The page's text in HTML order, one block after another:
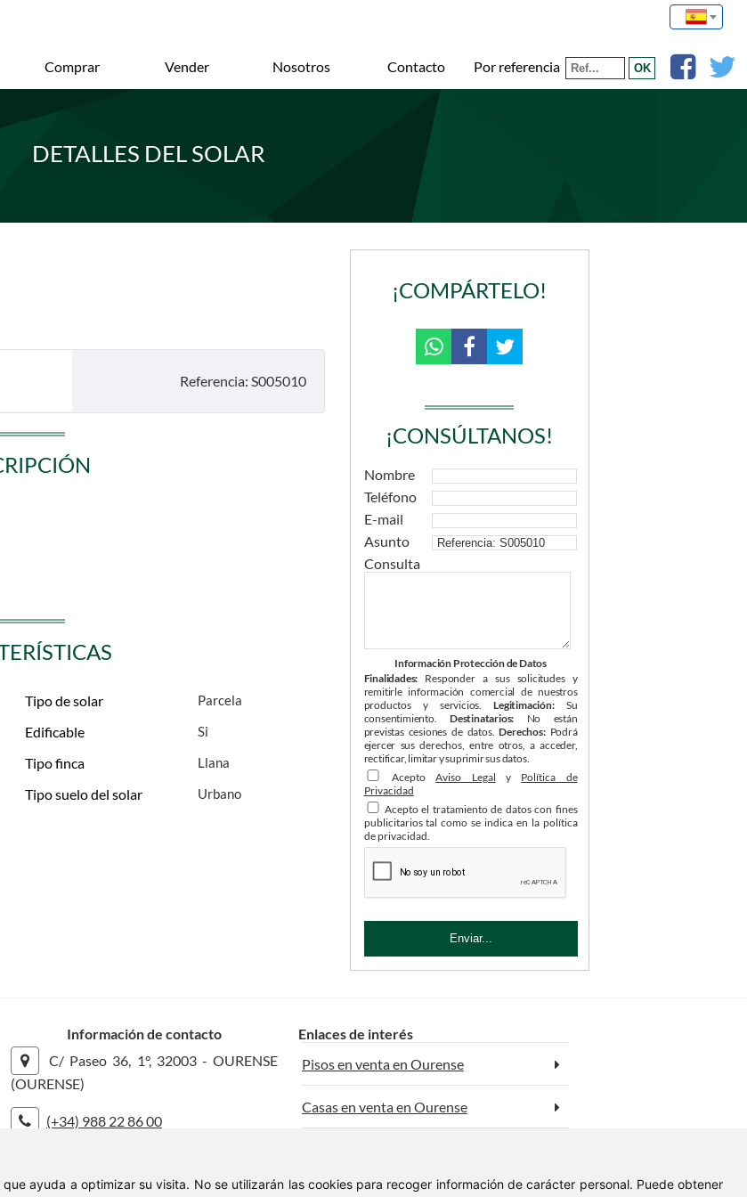
ayuda a optimizar su visita. No se utilizarán las cookies para recoger información de carácter personal. Puede obtener
Por referencia
Comprar Vender Nosotros Contacto
DETALLES DEL SOLAR
¡COMPÁRTELO!
¡CONSÚLTANOS!
Nombre
Teléfono
E-mail
Asunto
Consulta
Información Protección de Datos
Finalidades: Responder a sus solicitudes y
remitirle información comercial de nuestros
productos y servicios.Legitimación:Su
consentimiento. Destinatarios: No están
previstas cesiones de datos.Derechos:Podrá
ejercer sus derechos, entre otros, a acceder,
rectificar, limitar y suprimir sus datos.
AceptoAviso Legal y Política de
Privacidad
Acepto el tratamiento de datos con fines
publicitarios tal como se indica en la política
de privacidad.
Referencia: S005010
Tipo de solar Parcela
Edificable
Tipo finca Llana
Tipo suelo del solar Urbano
Información de contacto
C/ Paseo 36, 1°, 32003 - OURENSE
(OURENSE)
(+34) 988 22 86 00
Enlaces de interés
Pisos en venta en Ourense
Casas en venta en Ourense